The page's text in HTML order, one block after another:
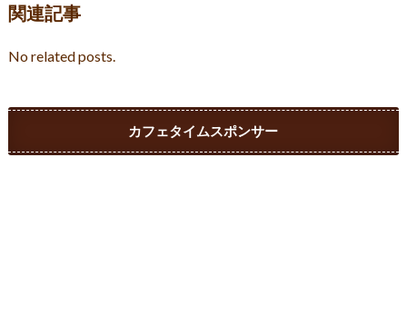
関連記事
No related posts.
カフェタイムスポンサー